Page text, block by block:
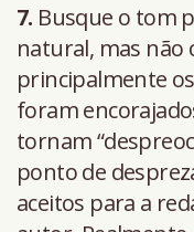
7. Busque o tom
natural, mas não
principalmente
foram
tornam
ponto de
aceitos para a